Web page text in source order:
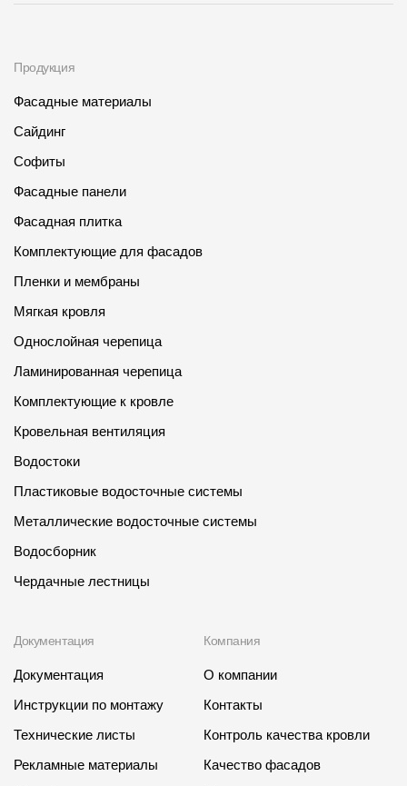
Продукция
Фасадные материалы
Сайдинг
Софиты
Фасадные панели
Фасадная плитка
Комплектующие для фасадов
Пленки и мембраны
Мягкая кровля
Однослойная черепица
Ламинированная черепица
Комплектующие к кровле
Кровельная вентиляция
Водостоки
Пластиковые водосточные системы
Металлические водосточные системы
Водосборник
Чердачные лестницы
Документация
Документация
Инструкции по монтажу
Технические листы
Рекламные материалы
Компания
О компании
Контакты
Контроль качества кровли
Качество фасадов